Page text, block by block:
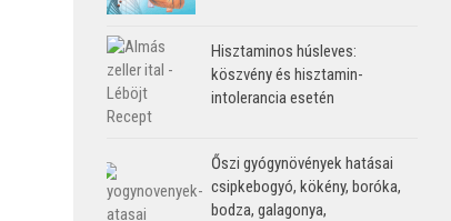
Hisztaminos húsleves:
köszvény és hisztamin-
intolerancia esetén
Őszi gyógynövények hatásai
csipkebogyó, kökény, boróka,
bodza, galagonya,